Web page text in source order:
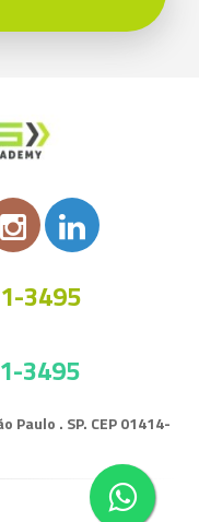
3495
3495
Paulo . SP. CEP 01414-